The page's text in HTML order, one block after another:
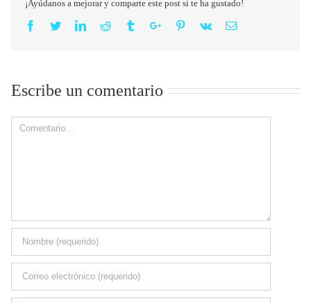
¡Ayúdanos a mejorar y comparte este post si te ha gustado!
Facebook
TwitterLinkedinReddit TumblrGoogle+Pinterest
Vk Email
Escribe un comentario
Comment